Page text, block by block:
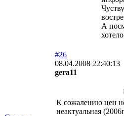
А
#26
08.04.2008 22:40:13
gera11
К сожалению цен
неактуальная